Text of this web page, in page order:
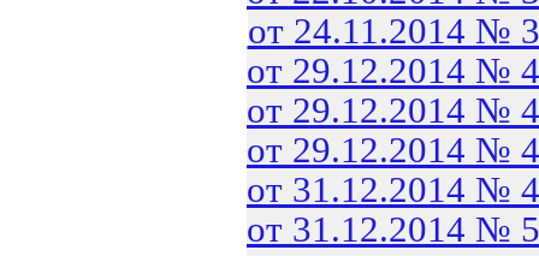
от 24.11.2014 №
от 29.12.2014 №
от 29.12.2014 №
от 29.12.2014 №
от 31.12.2014 №
от 31.12.2014 №